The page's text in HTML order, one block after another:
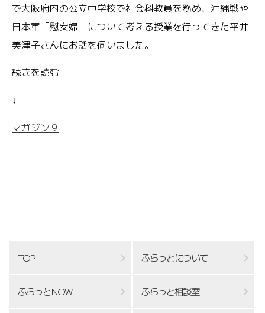
で大阪府内の公立中学校で社会科教員を務め、沖縄戦や
日本軍「慰安婦」について考える授業を行ってきた平井
美津子さんにお話を伺いました。
続きを読む
↓
マガジン９
TOP ふらっとについて
ふらっとNOW ふらっと相談室